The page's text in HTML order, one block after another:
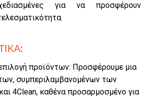
για να προσφέρουν
προϊόντων: Προσφέρουμε μια
συμπεριλαμβανομένων των
4Clean, καθένα προσαρμοσμένο για